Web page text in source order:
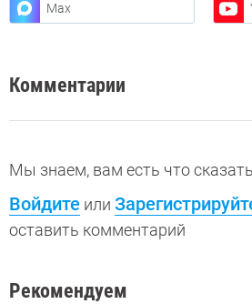
Max
Комментарии
Мы знаем, вам есть что
Войдите или
оставить комментарий
Рекомендуем